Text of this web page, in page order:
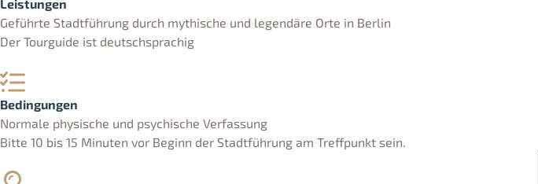
Leistungen
Geführte Stadtführung durch mythische und legendäre Orte in Berlin
Der Tourguide ist deutschsprachig
Bedingungen
Normale physische und psychische Verfassung
Bitte 10 bis 15 Minuten vor Beginn der Stadtführung am Treffpunkt sein.